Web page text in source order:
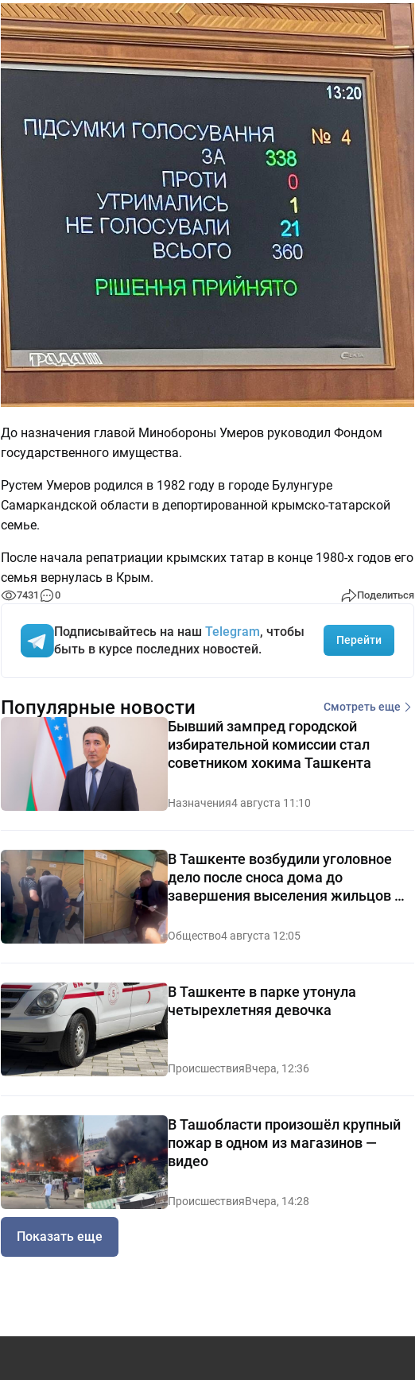
До назначения главой Минобороны Умеров руководил Фондом
государственного имущества.
Рустем Умеров родился в 1982 году в городе Булунгуре
Самаркандской области в депортированной крымско-татарской
семье.
После начала репатриации крымских татар в конце 1980-х годов его
семья вернулась в Крым.
7431 0 Поделиться
Подписывайтесь на наш Telegram, чтобы
быть в курсе последних новостей.
Перейти
Популярные новости Смотреть еще
Бывший зампред городской
избирательной комиссии стал
советником хокима Ташкента
Назначения4 августа 11:10
В Ташкенте возбудили уголовное
дело после сноса дома до
завершения выселения жильцов —
видео
Общество4 августа 12:05
В Ташкенте в парке утонула
четырехлетняя девочка
ПроисшествияВчера, 12:36
В Ташобласти произошёл крупный
пожар в одном из магазинов —
видео
ПроисшествияВчера, 14:28
Показать еще